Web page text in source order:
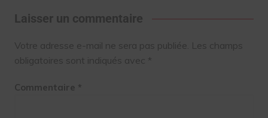
Laisser un commentaire
Votre adresse e-mail ne sera pas publiée. Les champs
obligatoires sont indiqués avec *
Commentaire *